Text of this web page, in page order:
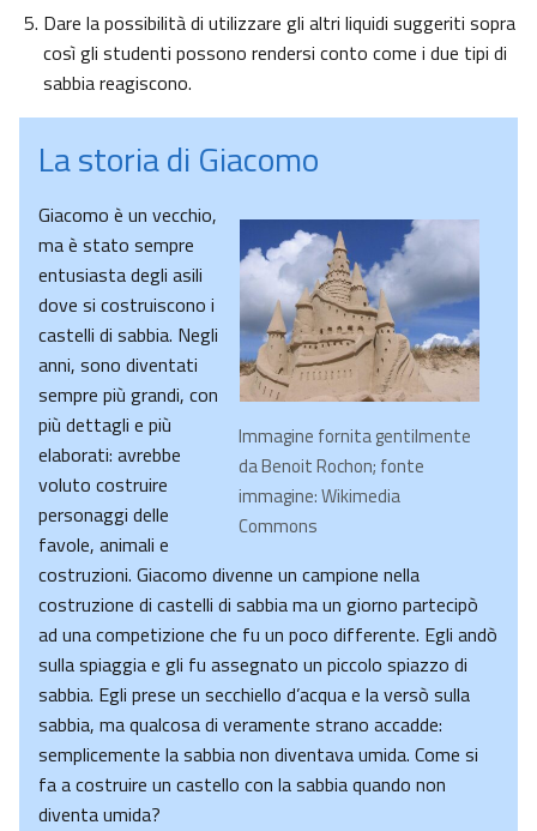
Dare la possibilità di utilizzare gli altri liquidi suggeriti sopra
così gli studenti possono rendersi conto come i due tipi di
sabbia reagiscono.
La storia di Giacomo
Immagine fornita gentilmente
da Benoit Rochon; fonte
immagine: Wikimedia
Commons
Giacomo è un vecchio,
ma è stato sempre
entusiasta degli asili
dove si costruiscono i
castelli di sabbia. Negli
anni, sono diventati
sempre più grandi, con
più dettagli e più
elaborati: avrebbe
voluto costruire
personaggi delle
favole, animali e
costruzioni. Giacomo divenne un campione nella
costruzione di castelli di sabbia ma un giorno partecipò
ad una competizione che fu un poco differente. Egli andò
sulla spiaggia e gli fu assegnato un piccolo spiazzo di
sabbia. Egli prese un secchiello d’acqua e la versò sulla
sabbia, ma qualcosa di veramente strano accadde:
semplicemente la sabbia non diventava umida. Come si
fa a costruire un castello con la sabbia quando non
diventa umida?